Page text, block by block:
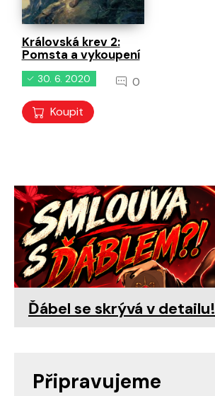
Královská krev 2:
Pomsta a vykoupení
30. 6. 2020 0
Koupit
Ďábel se skrývá v detailu!
Připravujeme